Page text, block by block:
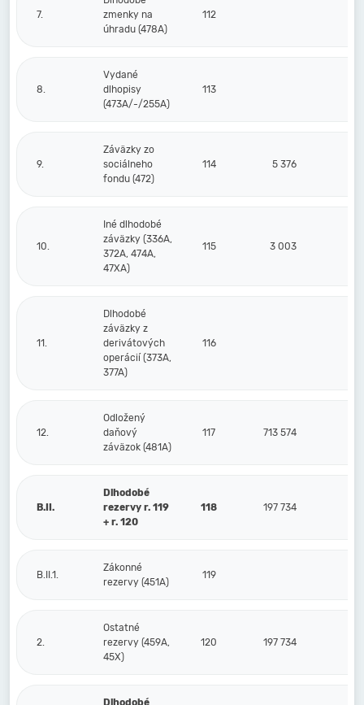
7.
zmenky na
úhradu (478A)
112
8.
Vydané
dlhopisy
(473A/-/255A)
113
9.
Záväzky zo
sociálneho
fondu (472)
114 5 376
10.
Iné dlhodobé
záväzky (336A,
372A, 474A,
47XA)
115 3 003
11.
Dlhodobé
záväzky z
derivátových
operácií (373A,
377A)
116
12.
Odložený
daňový
záväzok (481A)
117 713 574
B.II.
Dlhodobé
rezervy r. 119
+ r. 120
118 197 734
B.II.1.
Zákonné
rezervy (451A)
119
2.
Ostatné
rezervy (459A,
45X)
120 197 734
Dlhodobé